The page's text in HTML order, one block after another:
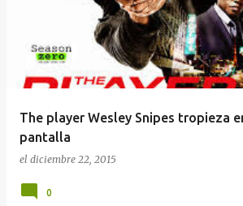
The player Wesley Snipes tropieza
pantalla
el diciembre 22, 2015
0